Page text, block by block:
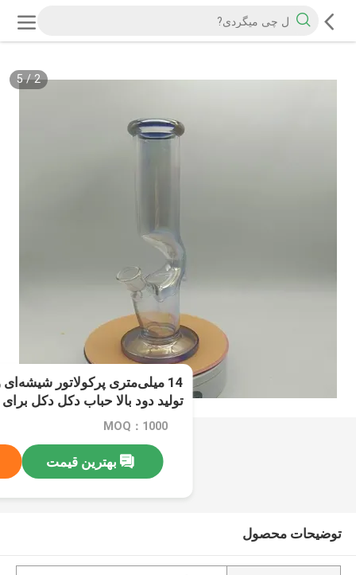
2
/
5
14 میلی‌متری پرکولاتور
تولید دود بالا حباب دکل دکل
MOQ：1000
بهترین قیمت
توضیحات محصول